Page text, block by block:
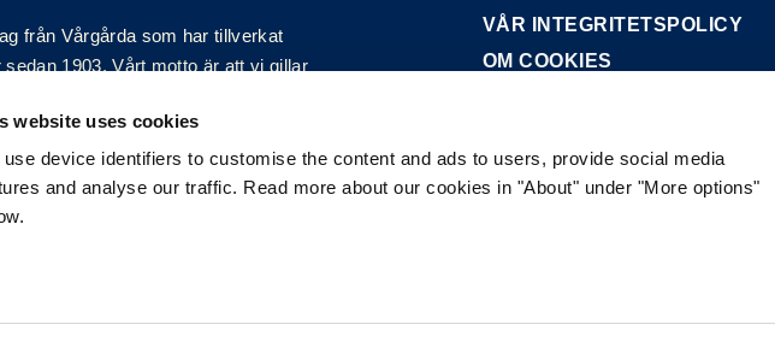
website uses cookies
use device identifiers to customise the content and ads to users, provide social media
and analyse our traffic. Read more about our cookies in "About" under "More options"
från Vårgårda som har tillverkat
sedan 1903. Vårt motto är att vi gillar
med premiumingredienser från
stor utsträckning som möjligt!
medier
VÅR INTEGRITETSPOLICY
OM COOKIES